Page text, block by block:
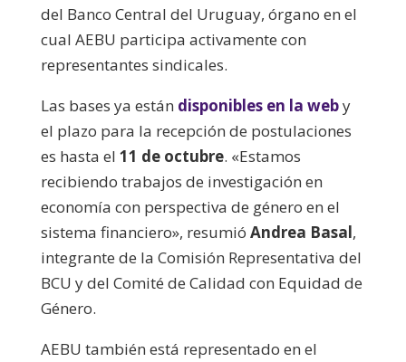
del Banco Central del Uruguay, órgano en el
cual AEBU participa activamente con
representantes sindicales.
Las bases ya están disponibles en la weby
el plazo para la recepción de postulaciones
es hasta el 11 de octubre. «Estamos
recibiendo trabajos de investigación en
economía con perspectiva de género en el
sistema financiero», resumió Andrea Basal,
integrante de la Comisión Representativa del
BCU y del Comité de Calidad con Equidad de
Género.
AEBU también está representado en el